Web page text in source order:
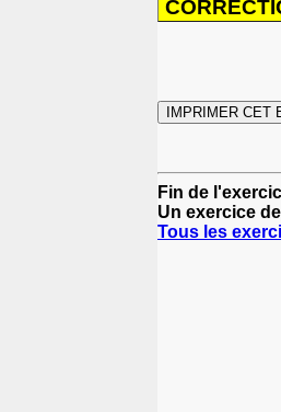
Fin de
Un exercice
Tous les